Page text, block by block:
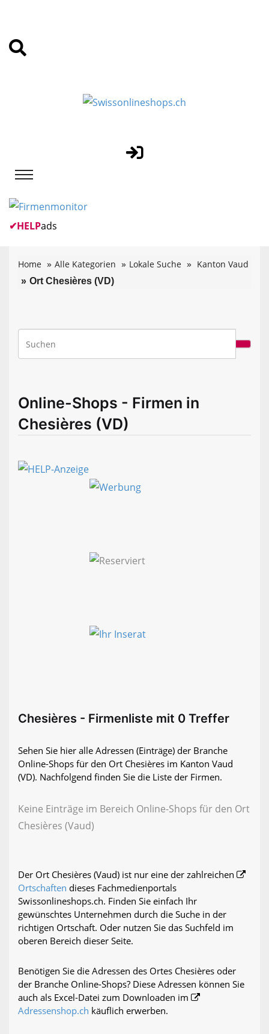
✔HELPads
Home Alle Kategorien Lokale Suche Kanton Vaud
Ort Chesières (VD)
Online-Shops - Firmen in
Chesières (VD)
Chesières - Firmenliste mit 0 Treffer
Sehen Sie hier alle Adressen (Einträge) der Branche
Online-Shops für den Ort Chesières im Kanton Vaud
(VD). Nachfolgend finden Sie die Liste der Firmen.
Keine Einträge im Bereich Online-Shops für den Ort
Chesières (Vaud)
Der Ort Chesières (Vaud) ist nur eine der zahlreichen
Ortschaften dieses Fachmedienportals
Swissonlineshops.ch. Finden Sie einfach Ihr
gewünschtes Unternehmen durch die Suche in der
richtigen Ortschaft. Oder nutzen Sie das Suchfeld im
oberen Bereich dieser Seite.
Benötigen Sie die Adressen des Ortes Chesières oder
der Branche Online-Shops? Diese Adressen können Sie
auch als Excel-Datei zum Downloaden im
Adressenshop.ch käuflich erwerben.